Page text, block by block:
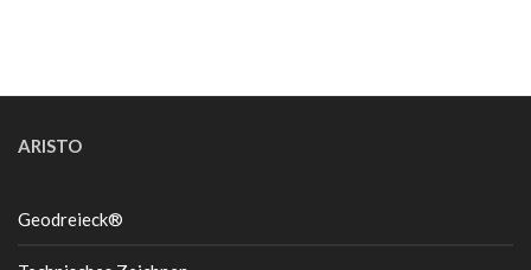
ARISTO
Geodreieck®